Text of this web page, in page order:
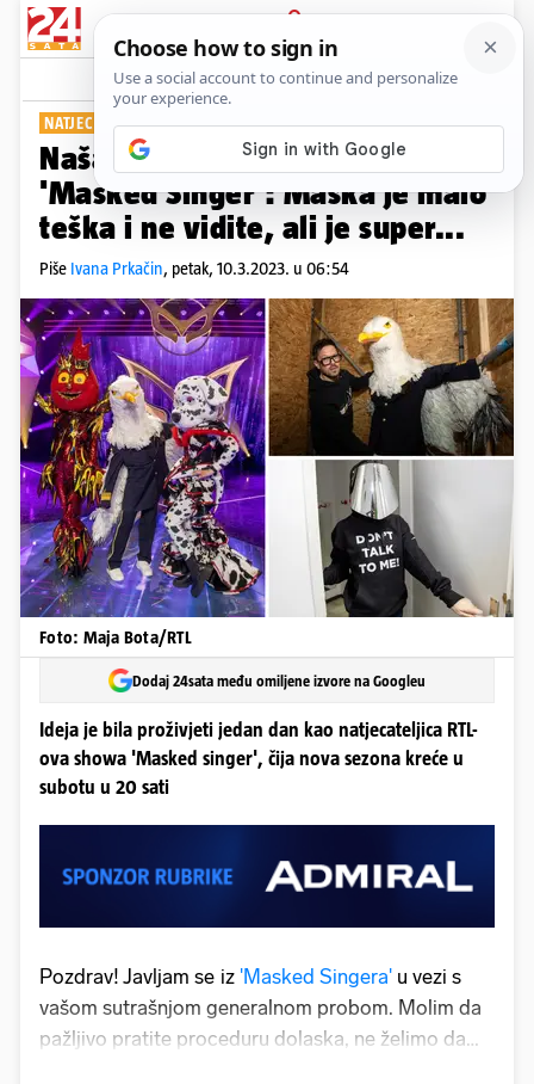
PRIJAVA
Show Komentari
NATJECATELJI PRISTAJU NA ZAVJET ŠUTNJE PLUS+
Naša novinarka bila je u showu
'Masked Singer': Maska je malo
teška i ne vidite, ali je super...
Piše Ivana Prkačin, petak, 10.3.2023. u 06:54
Foto: Maja Bota/RTL
Dodaj 24sata među omiljene izvore na Googleu
Ideja je bila proživjeti jedan dan kao natjecateljica RTL-
ova showa 'Masked singer', čija nova sezona kreće u
subotu u 20 sati
Pozdrav! Javljam se iz 'Masked Singera' u vezi s
vašom sutrašnjom generalnom probom. Molim da
pažljivo pratite proceduru dolaska, ne želimo da